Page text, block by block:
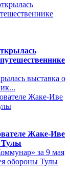
выставка о
Жаке-Иве
Тулы